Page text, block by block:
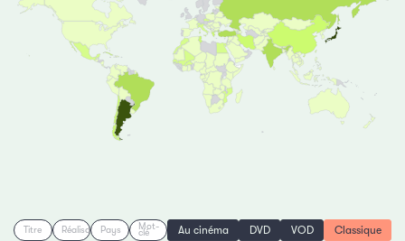
Titre RéalisationPays Mot-
clé Au cinéma DVD VOD Classique